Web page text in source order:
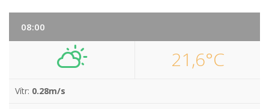
08:00
21,6°C
Vítr: 0.28m/s